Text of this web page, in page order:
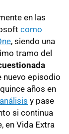
en las
como
, siendo una
tramo del
nuevo episodio
años en
y pase
si continua
en Vida Extra